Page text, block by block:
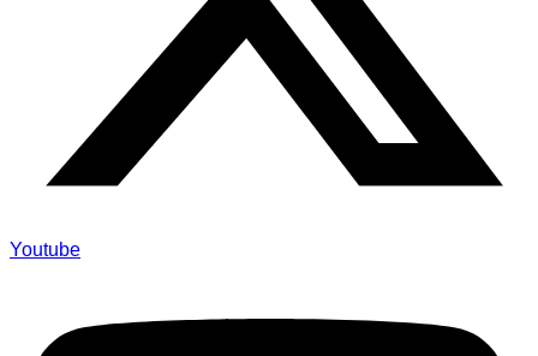
Youtube